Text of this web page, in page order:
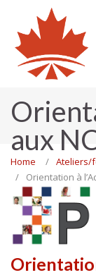
aux
Home
Ateliers/
Orientation à